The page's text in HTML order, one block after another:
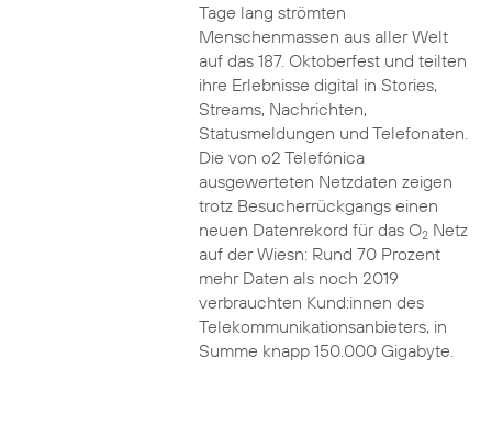
Tage lang strömten
Menschenmassen aus aller Welt
auf das 187. Oktoberfest und teilten
ihre Erlebnisse digital in Stories,
Streams, Nachrichten,
Statusmeldungen und Telefonaten.
Die von o2 Telefónica
ausgewerteten Netzdaten zeigen
trotz Besucherrückgangs einen
neuen Datenrekord für das O2Netz
auf der Wiesn: Rund 70 Prozent
mehr Daten als noch 2019
verbrauchten Kund:innen des
Telekommunikationsanbieters, in
Summe knapp 150.000 Gigabyte.